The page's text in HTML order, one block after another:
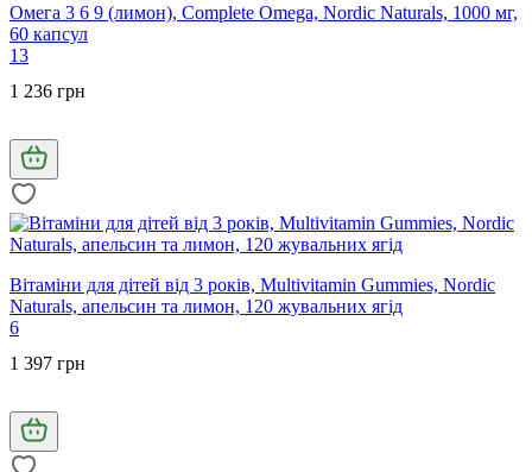
Омега 3 6 9 (лимон), Complete Omega, Nordic Naturals, 1000 мг,
60 капсул
13
1 236 грн
Вітаміни для дітей від 3 років, Multivitamin Gummies, Nordic
Naturals, апельсин та лимон, 120 жувальних ягід
6
1 397 грн